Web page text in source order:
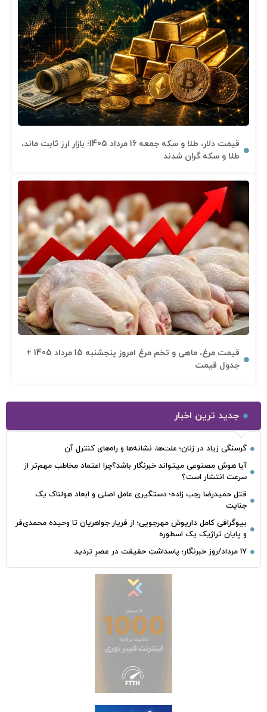
قیمت دلار، طلا و سکه جمعه 16 مرداد 1405؛ بازار ارز ثابت ماند،
طلا و سکه گران شدند
قیمت مرغ، ماهی و تخم مرغ امروز پنجشنبه 15 مرداد 1405 +
جدول قیمت
جدید ترین اخبار
گرسنگی زیاد در زنان؛ علت‌ها، نشانه‌ها و راه‌های کنترل آن
آیا هوش مصنوعی میتواند خبرنگار باشد؟چرا اعتماد مخاطب مهم‌تر از
سرعت انتشار است؟
قتل حمیدرضا رجب‌ زاده؛ دستگیری عامل اصلی و ابعاد هولناک یک
جنایت
بیوگرافی کامل داریوش مهرجویی؛ از فریار جواهریان تا وحیده محمدی‌فر
و پایان تراژیک یک اسطوره
17 مرداد/روز خبرنگار؛ پاسداشتِ حقیقت در عصرِ تردید